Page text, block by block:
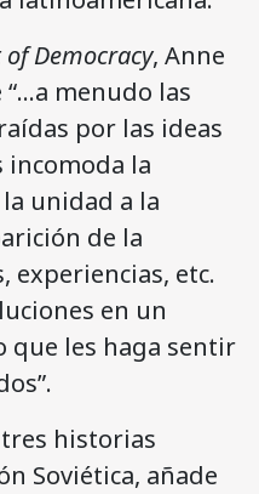
Democracy, Anne
menudo las
por las ideas
la
unidad a la
de la
etc.
en un
que les haga sentir
historias
Soviética, añade